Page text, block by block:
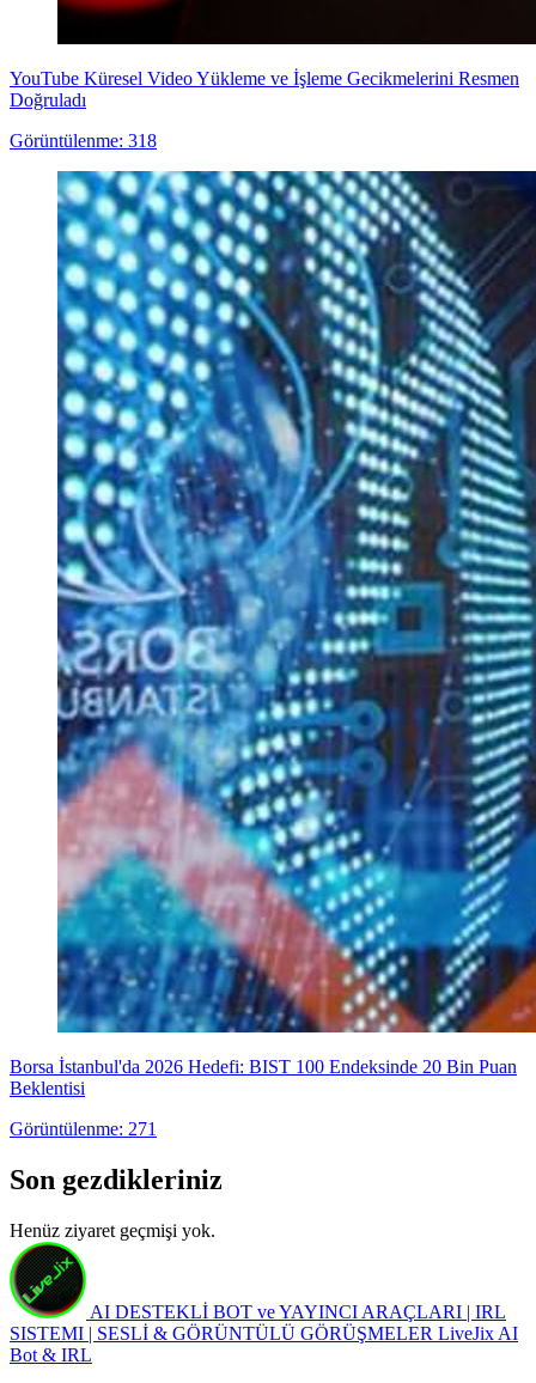
YouTube Küresel Video Yükleme ve İşleme Gecikmelerini Resmen
Doğruladı
Görüntülenme: 318
Borsa İstanbul'da 2026 Hedefi: BIST 100 Endeksinde 20 Bin Puan
Beklentisi
Görüntülenme: 271
Son gezdikleriniz
Henüz ziyaret geçmişi yok.
AI DESTEKLİ BOT ve YAYINCI ARAÇLARI | IRL
SISTEMI | SESLİ & GÖRÜNTÜLÜ GÖRÜŞMELER LiveJix AI
Bot & IRL